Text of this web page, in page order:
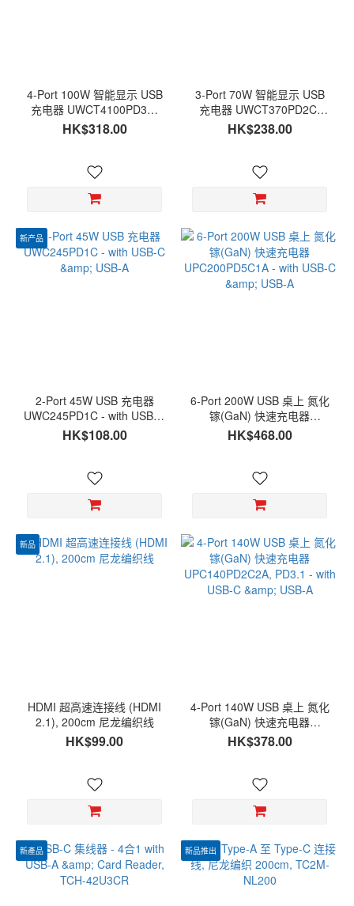
4-Port 100W 智能显示 USB
充电器 UWCT4100PD3C-
with USB-C & USB-A
HK$318.00
3-Port 70W 智能显示 USB
充电器 UWCT370PD2C-
with USB-C & USB-A
HK$238.00
新产品
2-Port 45W USB 充电器
UWC245PD1C - with USB-C
& USB-A
HK$108.00
6-Port 200W USB 桌上 氮化
镓(GaN) 快速充电器
UPC200PD5C1A - with
USB-C & USB-A
HK$468.00
新品
HDMI 超高速连接线 (HDMI
2.1), 200cm 尼龙编织线
HK$99.00
4-Port 140W USB 桌上 氮化
镓(GaN) 快速充电器
UPC140PD2C2A, PD3.1 -
with USB-C & USB-A
HK$378.00
新產品 新品推出